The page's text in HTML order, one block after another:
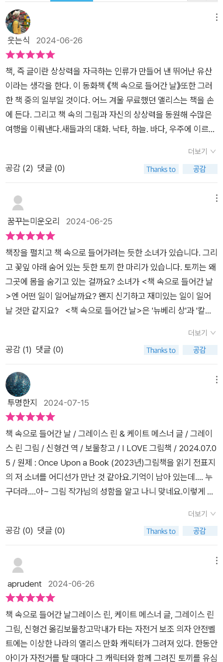
으로 들어간 날』은 책을 사랑하는 사람이라면 누구나 경험한 적
있을만한 몰입의 순간을 이야기한다. 독자들은 책을 품에 안고 엄
마아빠와 마주하는 앨리스에게서 자신의 모습을 찾을 수 있을지
도 모른다. 지루한 일상을 여행으로 바꾸는 방법은 간단하다. 책
을 펼치고 그 속으로 들어가는 것이다!
웃는식 2024-06-26
책, 즉 글이란 상상력을 자극하는 인류가 만들어 낸 뛰어난 유산
이라는 생각을 한다. 이 동화책 《책 속으로 들어간 날》또한 그러
한 책 중의 일부일 것이다. 어느 겨울 무료했던 앨리스는 책을 손
에 든다. 그리고 책 속의 그림과 자신의 상상력을 동원해 수많은
여행을 이뤄낸다.새들과의 대화. 낙타, 하늘. 바다, 우주에 이르기
같다. 책을 읽으며 아이와 대화를 주고받았다. 결론은 책 속의 이
야기처럼 가장 소중한 우리의 공간은 집이란 결말로 마무리 지어
그림이 책의 교훈을 더해준다.책은 이처럼 다양한 경험과 추론을
가능케 한다. 타인의 인생을 대신 살아보거나 그 안에 주인공 역
할도 가능하다. 우린 이렇게 책을 사랑하는 맘으로 아주 자주 책
과 읽기의 중요성을 전하는 《책 속으로 들어간 날》가족과 한 문
장씩 주고받으며 책 읽기의 소중함과 중요성. 가족의 사랑을 나눠
보는 것도 행복한 독서의 시간이 되리라 여겨진다.동화 《책 속으
로 들어간 날》을 읽으며 책의 향기에 빠져보자.​*출판사 지원으로
개인적 생각을 적음​
더보기
공감 (2) 댓글 (0)
꿈꾸는미운오리 2024-06-25
책장을 펼치고 책 속으로 들어가려는 듯한 소녀가 있습니다. 그리
고 꽃잎 아래 숨어 있는 듯한 토끼 한 마리가 있습니다. 토끼는 왜
그곳에 몸을 숨기고 있는 걸까요? 소녀가 <책 속으로 들어간 날
>엔 어떤 일이 일어날까요? 왠지 신기하고 재미있는 일이 일어
날 것만 같지요? <책 속으로 들어간 날>은 '뉴베리 상'과 '칼데
인 케이트 메스너의 컬래버레이션 작품으로 아름답고 사랑스러
운 그레이스 린의 그림이 상상력을 자극하는 그림책입니다. 아
무것도 하지 않고 집 안에서 가만히 있는 것, 정말 심심하고 지루
한 일입니다. 날씨 때문에 외출도 불가능하다면 그런 마음이 더하
겠지요? 지금 앨리스가 그러하답니다. 투덜거리던 앨리스의 눈
에 무언가 팔락거리는 것이 보입니다. 그건 바로 책장이었지요.
녀는 빛깔이 생생한 곳으로 갔습니다. 그곳에선 아침 이슬마저도
따뜻한 느낌의 빛을 띠고 있었습니다.'거긴 바로 우리 집 같네.'새
들이 말했어요.'책장을 넘기고 어서 들어오렴...''본문' 중~ 그렇
게 앨리스는 상상과 모험 가득한 책 속으로 들어가게 됩니다. 앨
리스는 새들과 함께 놀았지요. 그런데 비가 내리지 뭐예요. 앨리
스는 '너무 찌는 듯하고 축축하지 않는 곳에 있었으면 좋겠다.'고
말합니다. 앨리스는 사막에서 낙타를 타고, 바다에서 물고기들
니기도 합니다. 어디를 가든 그 모든 것들과 하나가 된 듯한 앨리
스, 그건 마치 책속에 빠져들어 책과 하나가 된 것처럼 보입니다.
앨리스 곁엔 늘 토끼가 함께 하는데요. 이런 장면을 보고 있노라
면 절로 <이상한 나라의 앨리스>가 떠오릅니다. 하지만 <책 속
으로 들어간 날>의 앨리스는 토끼를 쫓다가 토끼굴에 빠져 이상
한 나라로 가게 되는 <이상한 나라의 앨리스>와는 다르답니다.
책속 세상을 여행하는 앨리스는 예상하지 못한 상황에 맞닥뜨리
게 됩니다. 그때마다 너무 찌는 듯하고 축축하지 않는 곳, 너무 먼
더보기
공감 (1) 댓글 (0)
투명한지 2024-07-15
책 속으로 들어간 날 / 그레이스 린 & 케이트 메스너 글 / 그레이
스 린 그림 / 신형건 역 / 보물창고 / I LOVE 그림책 / 2024.07.0
5 / 원제 : Once Upon a Book (2023년)그림책을 읽기 전표지
의 저 소녀를 어디선가 만난 것 같아요.기억이 남아 있는데.... 누
구더라....아~ 그림 작가님의 성함을 알고 나니 맞네요.이렇게 다
집 안에만 있는 게 싫증이 났어요.근처에서 무언가 팔락거렸어
요.'책장을 넘기고 어서 들어오렴...'새들이 말했어요.'너무 비좁거
나 붐비지 않는 곳이었으면 좋겠어.'그래서 소녀는 탁 트이고 푸
르른 곳으로 갔습니다.하지만 텅 빈 그곳에서 소녀는 외로움을 느
읽고표지를 넘기면 앞부분의 면지에는 추운 겨울이지만 비가 오
으슬으슬하고 우중충한 기분의 날씨였죠.앨리스의 기분도 날씨
를 따라가려나 했지만 서랍 속에서 발견한 옷을 입고 뭔가 달라지
지요.첫 장면은 토끼 인형이 놓인 집 안의 배경과 함께 장면 중 유
더보기
공감 (0) 댓글 (0)
aprudent 2024-06-26
책 속으로 들어간 날그레이스 린, 케이트 메스너 글, 그레이스 린
그림, 신형건 옮김보물창고막내가 타는 자전거 보조 의자 안전벨
트에는 이상한 나라의 앨리스 만화 캐릭터가 그려져 있다. 한동안
아이가 자전거를 탈 때마다 그 캐릭터와 함께 그려진 토끼를 유심